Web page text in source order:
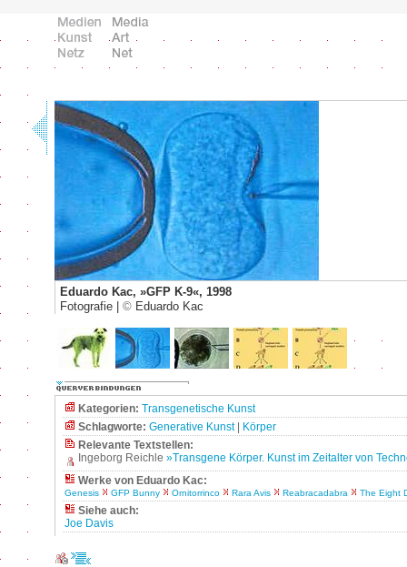
Eduardo Kac, »GFP K-9«, 1998
Fotografie | © Eduardo Kac
Kategorien: Transgenetische Kunst
Schlagworte: Generative Kunst|
Körper
Relevante Textstellen:
Ingeborg Reichle »Transgene Körper. Kunst im Zeitalter von
Werke von Eduardo Kac:
Genesis GFP Bunny Ornitorrinco Rara Avis Reabracadabra The Eight
Siehe auch:
Joe Davis